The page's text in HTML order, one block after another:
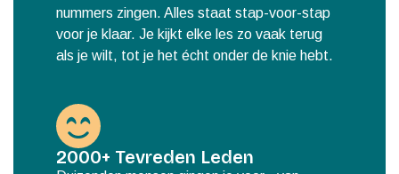
nummers zingen. Alles staat stap-voor-stap
voor je klaar. Je kijkt elke les zo vaak terug
als je wilt, tot je het écht onder de knie hebt.
2000+ Tevreden Leden